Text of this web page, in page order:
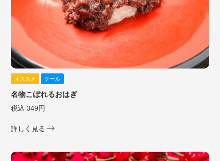
オススメ クール
名物こぼれるおはぎ
税込 349円
詳しく見る